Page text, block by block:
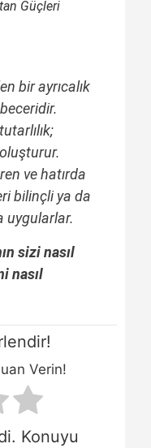
Güçleri
bir ayrıcalık
ve hatırda
bilinçli ya da
uygularlar.
sizi nasıl
nasıl
Verin!
Konuyu